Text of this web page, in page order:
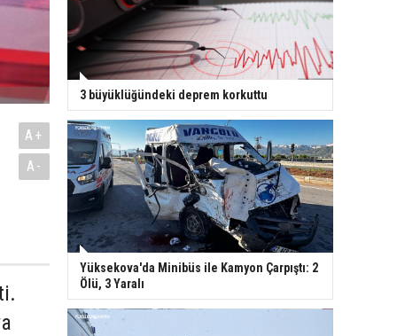
A+
A-
3 büyüklüğündeki deprem korkuttu
Yüksekova'da Minibüs ile Kamyon Çarpıştı: 2
Ölü, 3 Yaralı